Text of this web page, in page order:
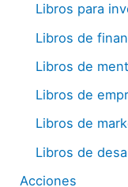
Libros para
Libros de
Libros de
Libros de
Libros de
Libros de
Acciones